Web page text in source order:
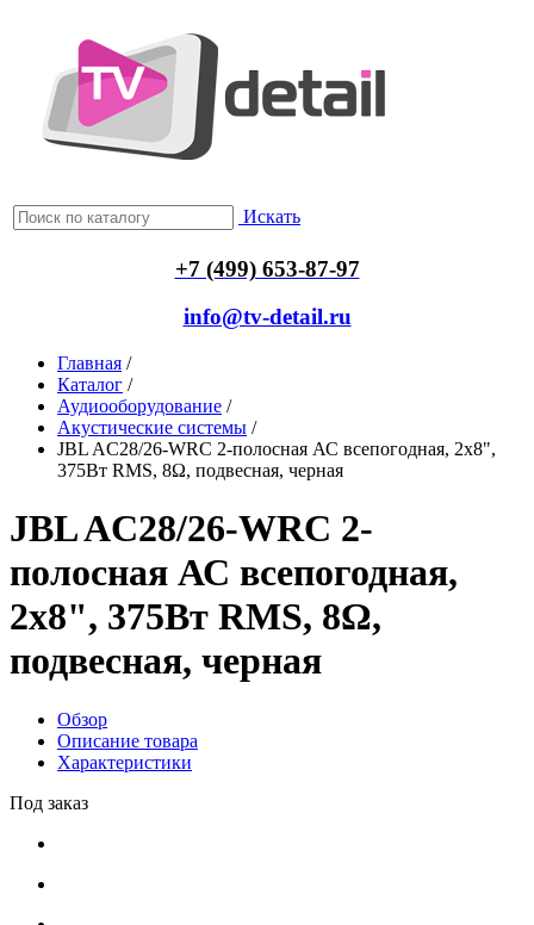
Искать
+7 (499) 653-87-97
info@tv-detail.ru
Главная /
Каталог /
Аудиооборудование /
Акустические системы /
JBL AC28/26-WRC 2-полосная АС всепогодная, 2x8",
375Вт RMS, 8Ω, подвесная, черная
JBL AC28/26-WRC 2-
полосная АС всепогодная,
2x8", 375Вт RMS, 8Ω,
подвесная, черная
Обзор
Описание товара
Характеристики
Под заказ